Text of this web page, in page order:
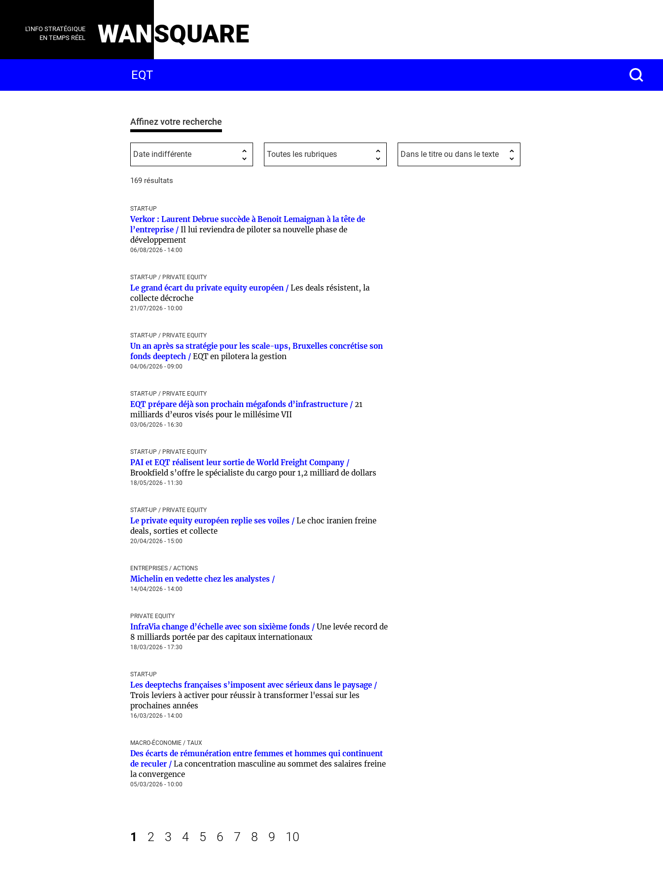
L'INFO STRATÉGIQUE
EN TEMPS RÉEL
WANSQUARE
Affinez votre recherche
169 résultats
START-UP
Verkor : Laurent Debrue succède à Benoit Lemaignan à la tête de
l’entreprise / Il lui reviendra de piloter sa nouvelle phase de
développement
06/08/2026 - 14:00
START-UP / PRIVATE EQUITY
Le grand écart du private equity européen / Les deals résistent, la
collecte décroche
21/07/2026 - 10:00
START-UP / PRIVATE EQUITY
Un an après sa stratégie pour les scale-ups, Bruxelles concrétise son
fonds deeptech / EQT en pilotera la gestion
04/06/2026 - 09:00
START-UP / PRIVATE EQUITY
EQT prépare déjà son prochain mégafonds d’infrastructure / 21
milliards d’euros visés pour le millésime VII
03/06/2026 - 16:30
START-UP / PRIVATE EQUITY
PAI et EQT réalisent leur sortie de World Freight Company /
Brookfield s’offre le spécialiste du cargo pour 1,2 milliard de dollars
18/05/2026 - 11:30
START-UP / PRIVATE EQUITY
Le private equity européen replie ses voiles / Le choc iranien freine
deals, sorties et collecte
20/04/2026 - 15:00
ENTREPRISES / ACTIONS
Michelin en vedette chez les analystes /
14/04/2026 - 14:00
PRIVATE EQUITY
InfraVia change d’échelle avec son sixième fonds / Une levée record de
8 milliards portée par des capitaux internationaux
18/03/2026 - 17:30
START-UP
Les deeptechs françaises s’imposent avec sérieux dans le paysage /
Trois leviers à activer pour réussir à transformer l'essai sur les
prochaines années
16/03/2026 - 14:00
MACRO-ÉCONOMIE / TAUX
Des écarts de rémunération entre femmes et hommes qui continuent
de reculer / La concentration masculine au sommet des salaires freine
la convergence
05/03/2026 - 10:00
1 2 3 4 5 6 7 8 9 10